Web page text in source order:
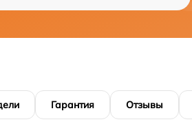
Гарантия Отзывы